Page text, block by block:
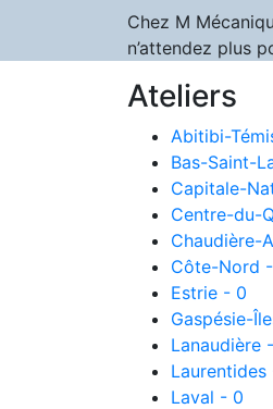
Chez M
n’attendez plus
Ateliers
Abitibi-
Bas-Saint-
Capitale-
Centre-du-
Chaudière-
Côte-Nord
Estrie - 0
Gaspésie-
Lanaudière
Laurentides
Laval - 0